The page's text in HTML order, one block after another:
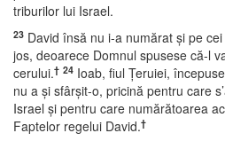
triburilor lui Israel.
23 David însă nu i-a numărat şi pe
jos, deoarece Domnul spusese că-l
cerului.† 24 Ioab, fiul Ţeruiei,
nu a şi sfârşit-o, pricină pentru care
Israel şi pentru care numărătoarea
Faptelor regelui David.†